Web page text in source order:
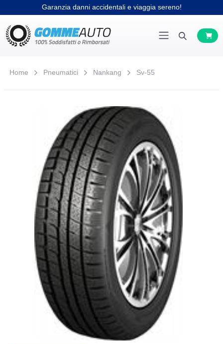
Garanzia danni accidentali e viaggia sereno!
Home Pneumatici Nankang Sv-55